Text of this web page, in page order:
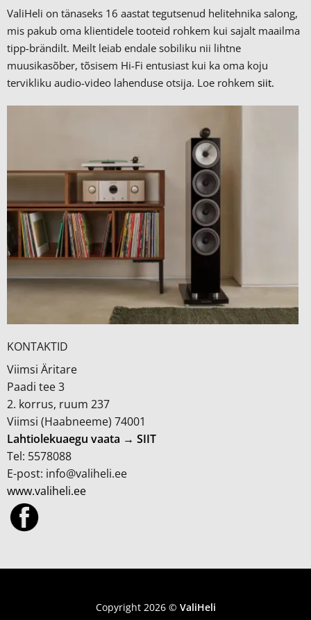
ValiHeli on tänaseks 16 aastat tegutsenud helitehnika salong,
mis pakub oma klientidele tooteid rohkem kui sajalt maailma
tipp-brändilt. Meilt leiab endale sobiliku nii lihtne
muusikasõber, tõsisem Hi-Fi entusiast kui ka oma koju
tervikliku audio-video lahenduse otsija. Loe rohkem siit.
KONTAKTID
Viimsi Äritare
Paadi tee 3
2. korrus, ruum 237
Viimsi (Haabneeme) 74001
Lahtiolekuaegu vaata → SIIT
Tel: 5578088
E-post: info@valiheli.ee
www.valiheli.ee
Copyright 2026 © ValiHeli